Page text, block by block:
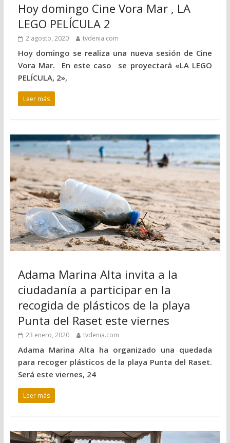
Hoy domingo Cine Vora Mar , LA
LEGO PELÍCULA 2
2 agosto, 2020 tvdenia.com
Hoy domingo se realiza una nueva sesión de Cine
Vora Mar. En este caso se proyectará «LA LEGO
PELÍCULA, 2»,
Leer más
Adama Marina Alta invita a la
ciudadanía a participar en la
recogida de plásticos de la playa
Punta del Raset este viernes
23 enero, 2020 tvdenia.com
Adama Marina Alta ha organizado una quedada
para recoger plásticos de la playa Punta del Raset.
Será este viernes, 24
Leer más